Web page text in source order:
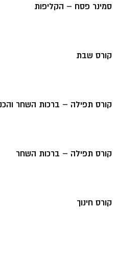
סמינר פסח – הקליפות
קורס שבת
קורס תפילה – ברכות השחר
קורס תפילה – ברכות השחר
קורס חינוך